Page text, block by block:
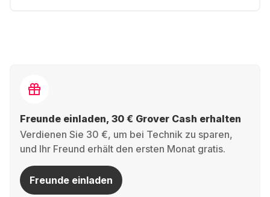
Freunde einladen, 30 € Grover Cash erhalten
Verdienen Sie 30 €, um bei Technik zu sparen,
und Ihr Freund erhält den ersten Monat gratis.
Freunde einladen